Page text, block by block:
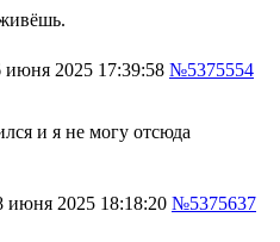
июня 2025 17:39:58 №5375554
и я не могу отсюда
июня 2025 18:18:20 №5375637